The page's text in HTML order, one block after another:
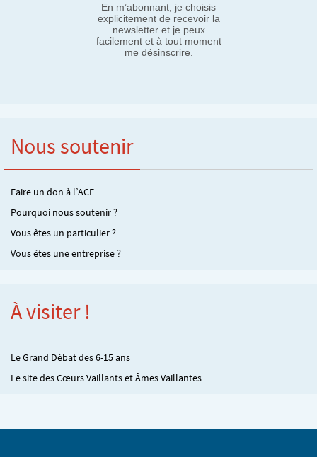
En m’abonnant, je choisis
explicitement de recevoir la
newsletter et je peux
facilement et à tout moment
me désinscrire.
Nous soutenir
Faire un don à l’ACE
Pourquoi nous soutenir ?
Vous êtes un particulier ?
Vous êtes une entreprise ?
À visiter !
Le Grand Débat des 6-15 ans
Le site des Cœurs Vaillants et Âmes Vaillantes